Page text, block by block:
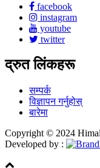
facebook
instagram
youtube
twitter
द्रुत लिंकहरू
सम्पर्क
विज्ञापन गर्नुहोस्
बारेमा
Copyright © 2024
Developed by :